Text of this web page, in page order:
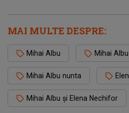
MAI MULTE DESPRE:
Mihai Albu Mihai
Mihai Albu nunta
Mihai Albu și Elena Nechifor